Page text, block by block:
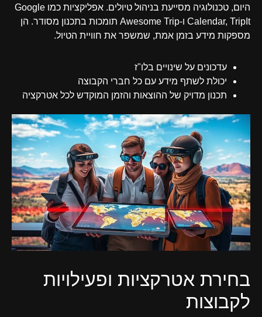
היום, טכנולוגיה מסייעת בניהול טיולים. אפליקציות כמו Google
Calendar, TripIt ו-Awesome Trip תומכות בתכנון מסודר. הן
מספקות מידע בזמן אמת, שמשפר את חוויית הטיול.
עדכונים על שינויים בלו"ז
יכולת לשתף מידע עם כל חברי הקבוצה
תכנון מדויק של ההוצאות והזמן המוקדש לכל אטרקציה
בחירת אטרקציות ופעילויות
לקבוצות